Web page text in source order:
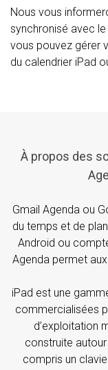
Nous vous
synchronisé avec
vous pouvez gérer
du calendrier iPad
À propos des
Gmail Agenda ou
du temps et de
Android ou
Agenda permet
iPad est une
commercialisées
d’exploitation
construite autour
compris un